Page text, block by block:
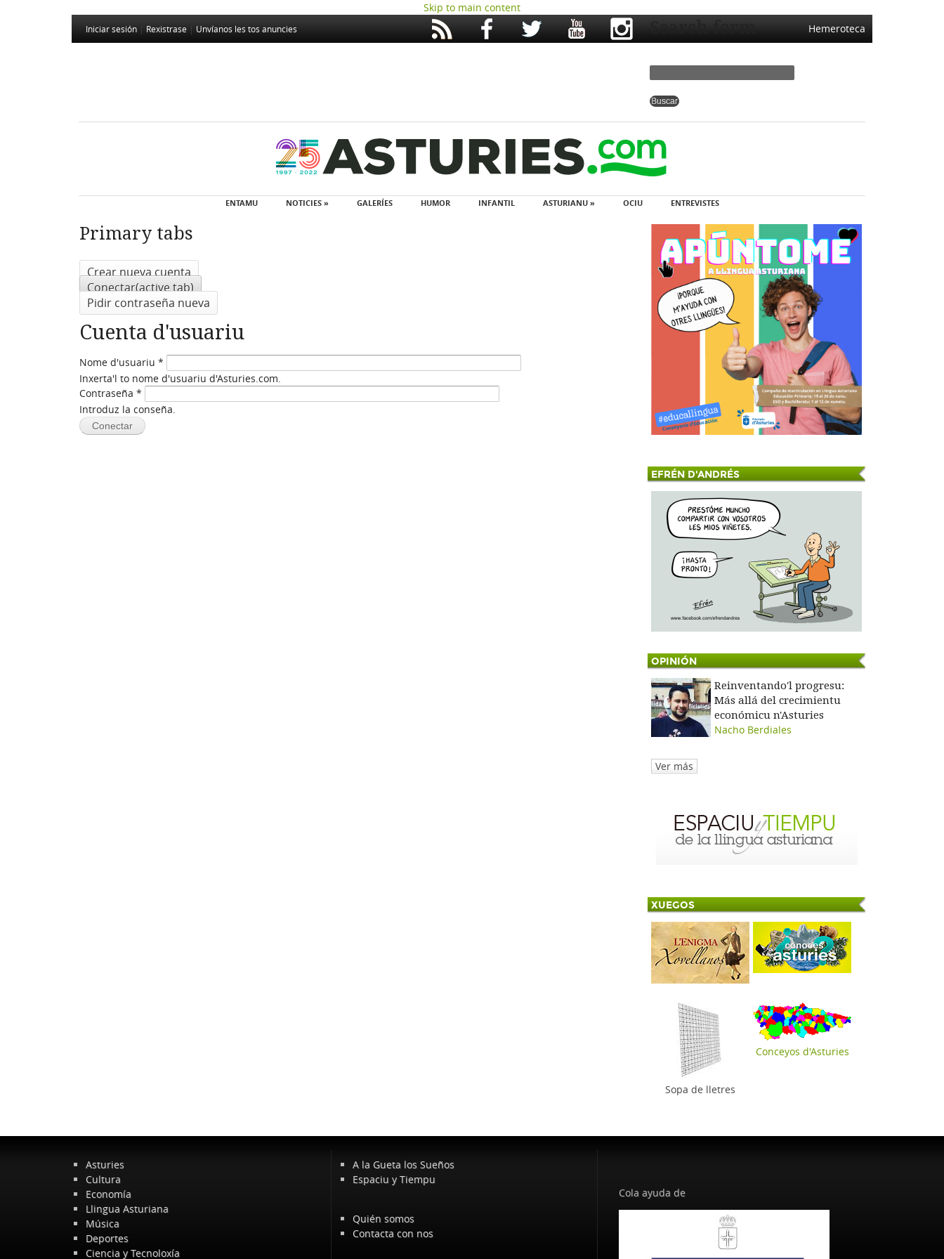
Skip to main content
Iniciar sesión Rexistrase Unvíanos les tos anuncies Hemeroteca
Search form
ENTAMU NOTICIES » GALERÍES HUMOR INFANTIL ASTURIANU » OCIU ENTREVISTES
Primary tabs
Crear nueva cuenta
Conectar(active tab)
Pidir contraseña nueva
Cuenta d'usuariu
Nome d'usuariu *
Inxerta'l to nome d'usuariu d'Asturies.com.
Contraseña *
Introduz la conseña.
EFRÉN D'ANDRÉS
OPINIÓN
Reinventando'l progresu:
Más allá del crecimientu
económicu n'Asturies
Nacho Berdiales
Ver más
XUEGOS
Sopa de lletres
Conceyos d'Asturies
Asturies
Cultura
Economía
Llingua Asturiana
Música
Deportes
Ciencia y Tecnoloxía
A la Gueta los Sueños
Espaciu y Tiempu
Quién somos
Contacta con nos
Cola ayuda de